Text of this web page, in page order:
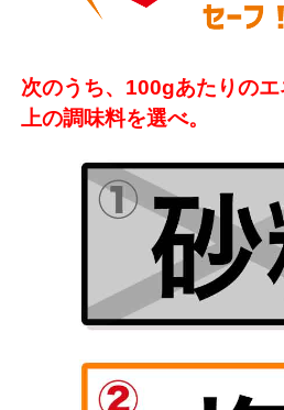
次のうち、100gあたりの
上の調味料を選べ。